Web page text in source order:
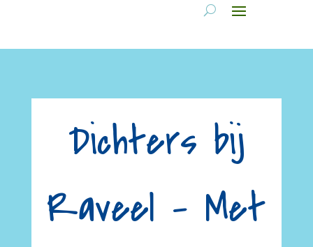
Dichters bij
Raveel – Met